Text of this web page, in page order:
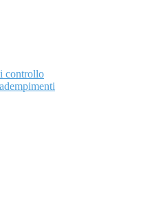
controllo